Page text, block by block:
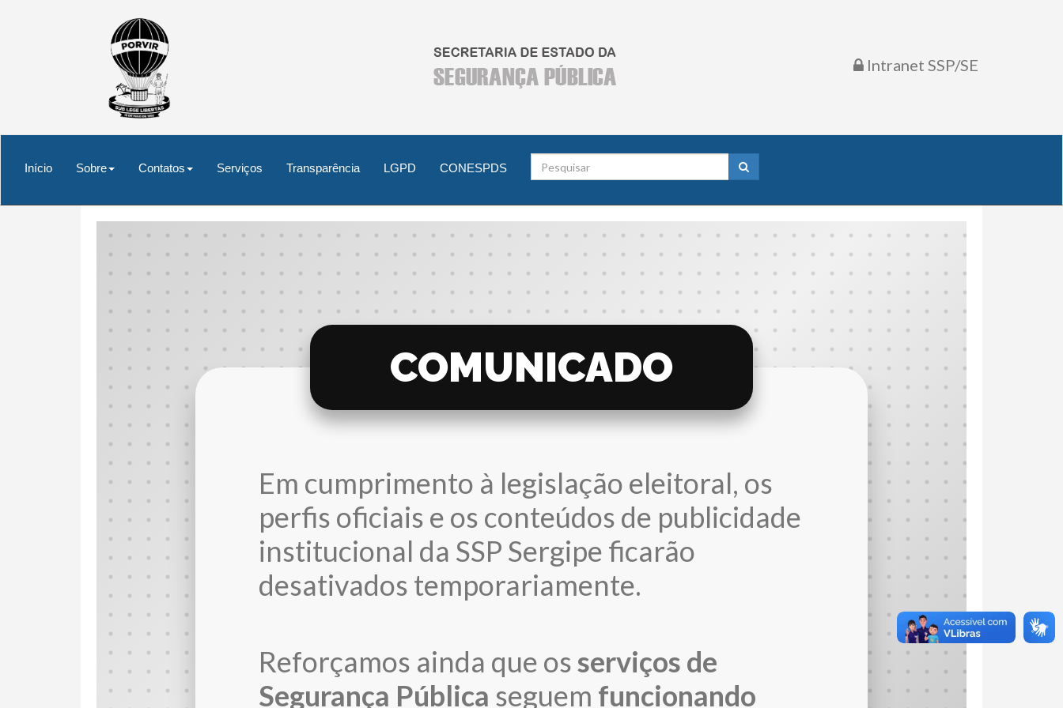
Intranet SSP/SE
Início Sobre Contatos Serviços Transparência LGPD CONESPDS
Pesquisar
no
COMUNICADO
Em cumprimento à legislação eleitoral, os
perfis oficiais e os conteúdos de publicidade
institucional da SSP Sergipe ficarão
desativados temporariamente.
Reforçamos ainda que osserviços de
Segurança Pública seguem funcionando